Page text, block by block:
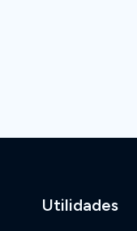
Utilidades